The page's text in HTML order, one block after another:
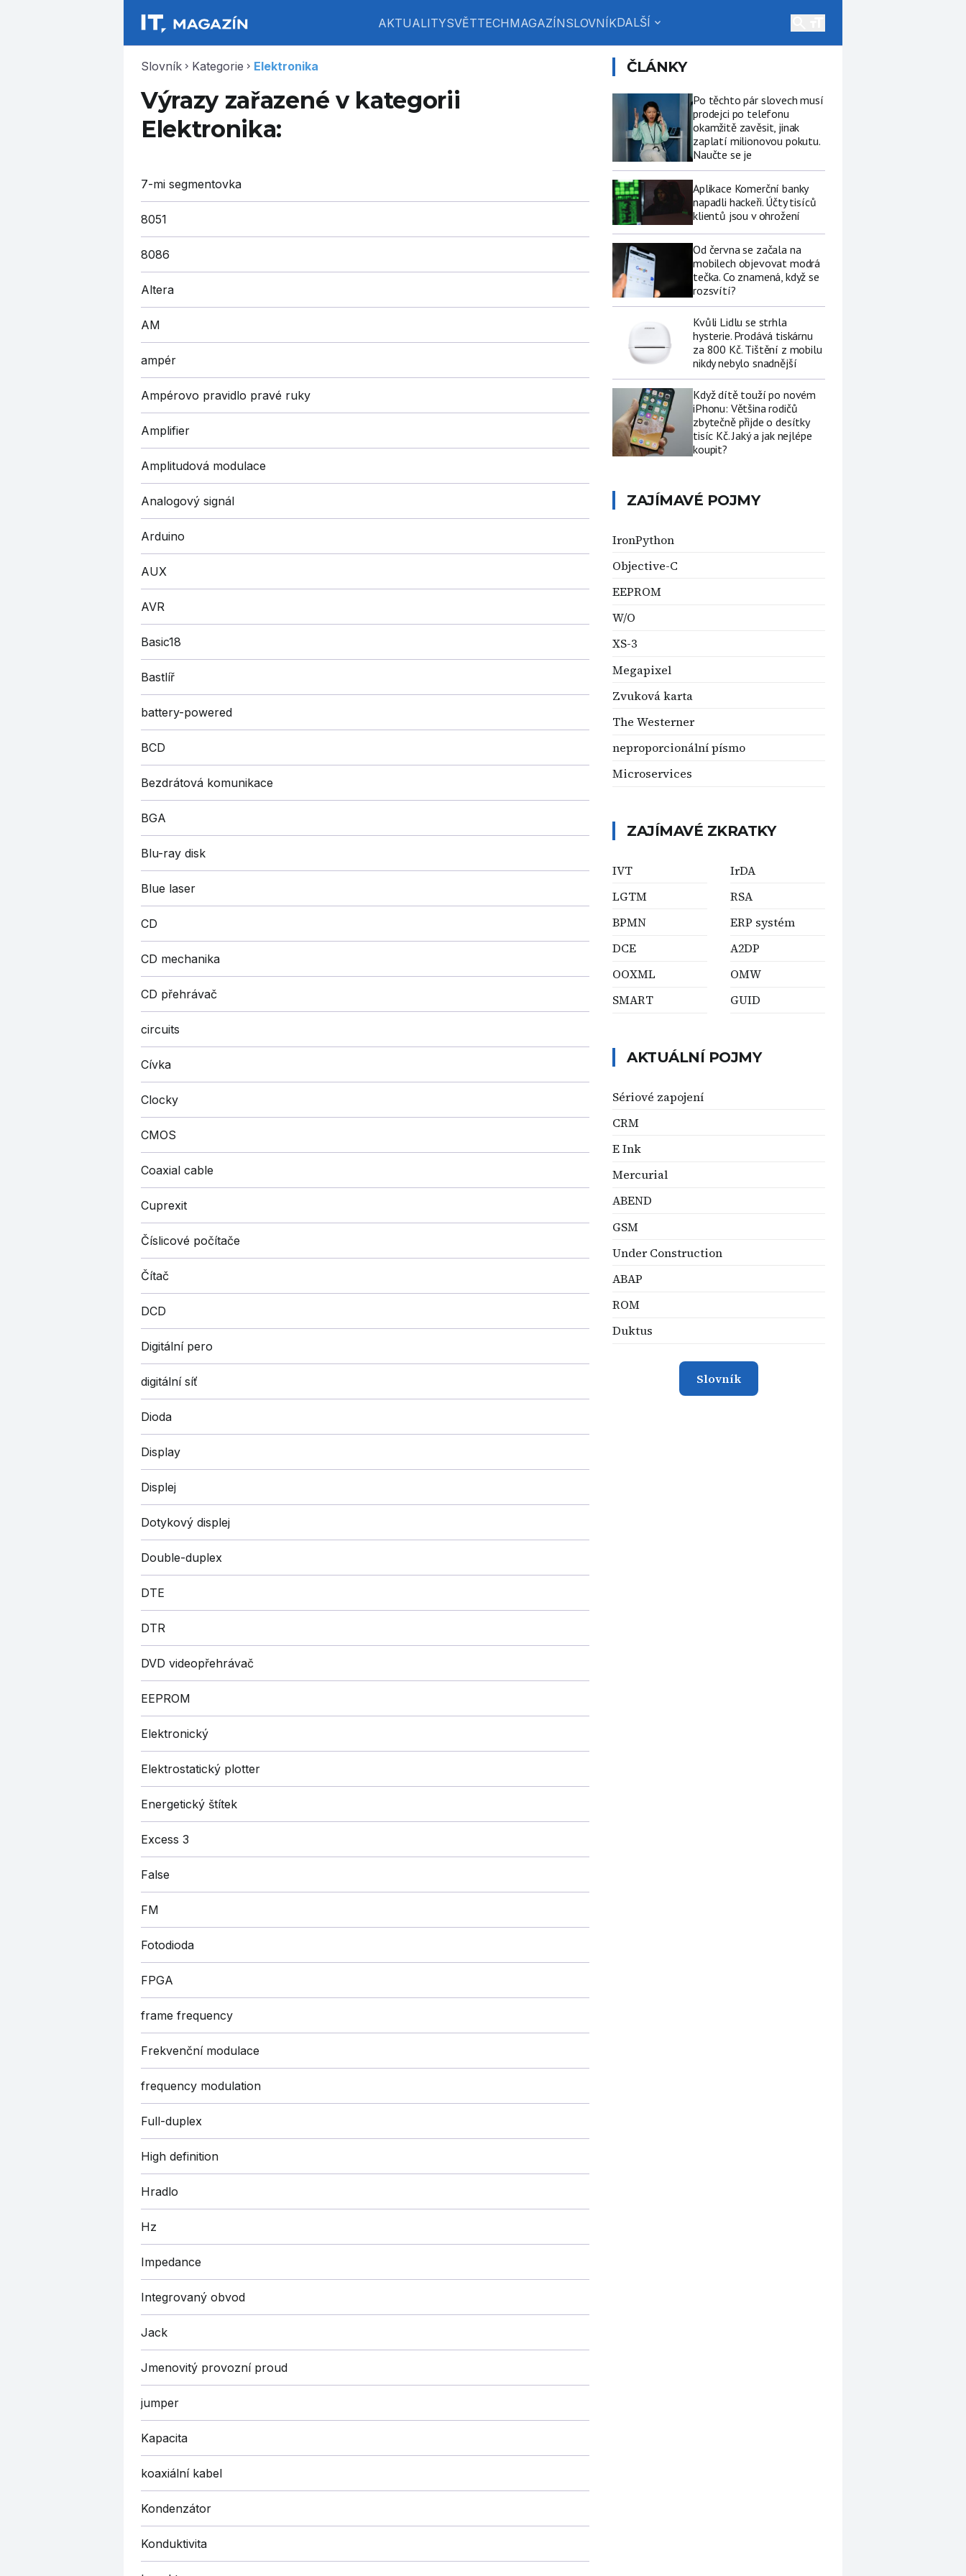
AKTUALITYSVĚTTECHMAGAZÍNSLOVNÍKDALŠÍ expand_more
Slovník chevron_right Kategorie chevron_right Elektronika
Výrazy zařazené v kategorii
Elektronika:
7-mi segmentovka
8051
8086
Altera
AM
ampér
Ampérovo pravidlo pravé ruky
Amplifier
Amplitudová modulace
Analogový signál
Arduino
AUX
AVR
Basic18
Bastlíř
battery-powered
BCD
Bezdrátová komunikace
BGA
Blu-ray disk
Blue laser
CD
CD mechanika
CD přehrávač
circuits
Cívka
Clocky
CMOS
Coaxial cable
Cuprexit
Číslicové počítače
Čítač
DCD
Digitální pero
digitální síť
Dioda
Display
Displej
Dotykový displej
Double-duplex
DTE
DTR
DVD videopřehrávač
EEPROM
Elektronický
Elektrostatický plotter
Energetický štítek
Excess 3
False
FM
Fotodioda
FPGA
frame frequency
Frekvenční modulace
frequency modulation
Full-duplex
High definition
Hradlo
Hz
Impedance
Integrovaný obvod
Jack
Jmenovitý provozní proud
jumper
Kapacita
koaxiální kabel
Kondenzátor
Konduktivita
ČLÁNKY
Po těchto pár slovech musí
prodejci po telefonu
okamžitě zavěsit, jinak
zaplatí milionovou pokutu.
Naučte se je
Aplikace Komerční banky
napadli hackeři. Účty tisíců
klientů jsou v ohrožení
Od června se začala na
mobilech objevovat modrá
tečka. Co znamená, když se
rozsvítí?
Kvůli Lidlu se strhla
hysterie. Prodává tiskárnu
za 800 Kč. Tištění z mobilu
nikdy nebylo snadnější
Když dítě touží po novém
iPhonu: Většina rodičů
zbytečně přijde o desítky
tisíc Kč. Jaký a jak nejlépe
koupit?
ZAJÍMAVÉ POJMY
IronPython
Objective-C
EEPROM
W/O
XS-3
Megapixel
Zvuková karta
The Westerner
neproporcionální písmo
Microservices
ZAJÍMAVÉ ZKRATKY
IVT
LGTM
BPMN
DCE
OOXML
SMART
IrDA
RSA
ERP systém
A2DP
OMW
GUID
AKTUÁLNÍ POJMY
Sériové zapojení
CRM
E Ink
Mercurial
ABEND
GSM
Under Construction
ABAP
ROM
Duktus
Slovník